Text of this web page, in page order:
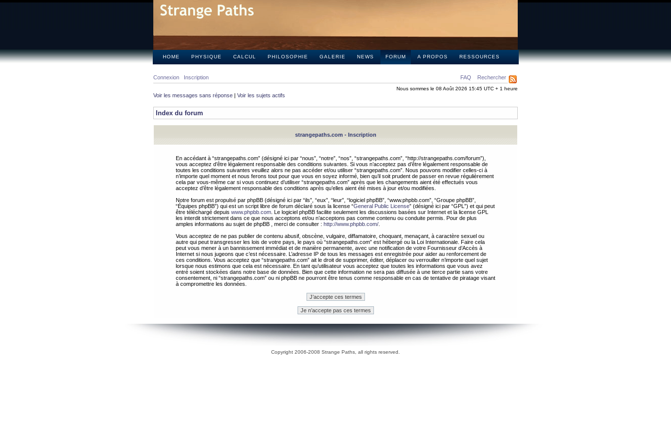
HOME PHYSIQUE CALCUL PHILOSOPHIE GALERIE NEWS FORUM A PROPOS RESSOURCES
FAQ Rechercher
Connexion Inscription
Nous sommes le 08 Août 2026 15:45 UTC + 1 heure
Voir les messages sans réponse | Voir les sujets actifs
Index du forum
strangepaths.com - Inscription
En accédant à “strangepaths.com” (désigné ici par “nous”, “notre”, “nos”, “strangepaths.com”, “http://strangepaths.com/forum”),
vous acceptez d’être légalement responsable des conditions suivantes. Si vous n’acceptez pas d’être légalement responsable de
toutes les conditions suivantes veuillez alors ne pas accéder et/ou utiliser “strangepaths.com”. Nous pouvons modifier celles-ci à
n’importe quel moment et nous ferons tout pour que vous en soyez informé, bien qu’il soit prudent de passer en revue régulièrement
cela par vous-même car si vous continuez d’utiliser “strangepaths.com” après que les changements aient été effectués vous
acceptez d’être légalement responsable des conditions après qu’elles aient été mises à jour et/ou modifiées.
Notre forum est propulsé par phpBB (désigné ici par “ils”, “eux”, “leur”, “logiciel phpBB”, “www.phpbb.com”, “Groupe phpBB”,
“Équipes phpBB”) qui est un script libre de forum déclaré sous la license “General Public License” (désigné ici par “GPL”) et qui peut
être téléchargé depuis www.phpbb.com . Le logiciel phpBB facilite seulement les discussions basées sur Internet et la license GPL
les interdit strictement dans ce que nous acceptons et/ou n’acceptons pas comme contenu ou conduite permis. Pour de plus
amples informations au sujet de phpBB , merci de consulter : http://www.phpbb.com/
Vous acceptez de ne pas publier de contenu abusif, obscène, vulgaire, diffamatoire, choquant, menaçant, à caractère sexuel ou
autre qui peut transgresser les lois de votre pays, le pays où “strangepaths.com” est hébergé ou la Loi Internationale. Faire cela
peut vous mener à un bannissement immédiat et de manière permanente, avec une notification de votre Fournisseur d’Accès à
Internet si nous jugeons que c’est nécessaire. L’adresse IP de tous les messages est enregistrée pour aider au renforcement de
ces conditions. Vous acceptez que “strangepaths.com” ait le droit de supprimer, éditer, déplacer ou verrouiller n’importe quel sujet
lorsque nous estimons que cela est nécessaire. En tant qu’utilisateur vous acceptez que toutes les informations que vous avez
entré soient stockées dans notre base de données. Bien que cette information ne sera pas diffusée à une tierce partie sans votre
consentement, ni “strangepaths.com” ou ni phpBB ne pourront être tenus comme responsable en cas de tentative de piratage visant
à compromettre les données.
Copyright 2006-2008 Strange Paths, all rights reserved.